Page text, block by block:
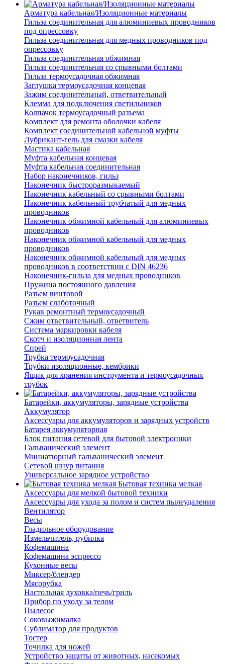
Арматура кабельная/Изоляционные материалы
Гильза соединительная для алюминиевых проводников
под опрессовку
Гильза соединительная для медных проводников под
опрессовку
Гильза соединительная обжимная
Гильза соединительная со срывными болтами
Гильза термоусадочная обжимная
Заглушка термоусадочная концевая
Зажим соединительный, ответвительный
Клемма для подключения светильников
Колпачок термоусадочный разъема
Комплект для ремонта оболочки кабеля
Комплект соединительной кабельной муфты
Лубрикант-гель для смазки кабеля
Мастика кабельная
Муфта кабельная концевая
Муфта кабельная соединительная
Набор наконечников, гильз
Наконечник быстроразмыкаемый
Наконечник кабельный со срывными болтами
Наконечник кабельный трубчатый для медных
проводников
Наконечник обжимной кабельный для алюминиевых
проводников
Наконечник обжимной кабельный для медных
проводников
Наконечник обжимной кабельный для медных
проводников в соответствии с DIN 46236
Наконечник-гильза для медных проводников
Пружина постоянного давления
Разъем винтовой
Разъем слаботочный
Рукав ремонтный термоусадочный
Сжим ответвительный, ответвитель
Система маркировки кабеля
Скотч и изоляционная лента
Спрей
Трубка термоусадочная
Трубки изоляционные, кембрики
Ящик для хранения инструмента и термоусадочных
трубок
Батарейки, аккумуляторы, зарядные устройства
Аккумулятор
Аксессуары для аккумуляторов и зарядных устройств
Батарея аккумуляторная
Блок питания сетевой для бытовой электроники
Гальванический элемент
Миниатюрный гальванический элемент
Сетевой шнур питания
Универсальное зарядное устройство
Бытовая техника мелкая
Аксессуары для мелкой бытовой техники
Аксессуары для ухода за полом и систем пылеудаления
Вентилятор
Весы
Гладильное оборудование
Измельчитель, рубилка
Кофемашина
Кофемашина эспрессо
Кухонные весы
Миксер/блендер
Мясорубка
Настольная духовка/печь/гриль
Прибор по уходу за телом
Пылесос
Соковыжималка
Сублиматор для продуктов
Тостер
Точилка для ножей
Устройство защиты от животных, насекомых